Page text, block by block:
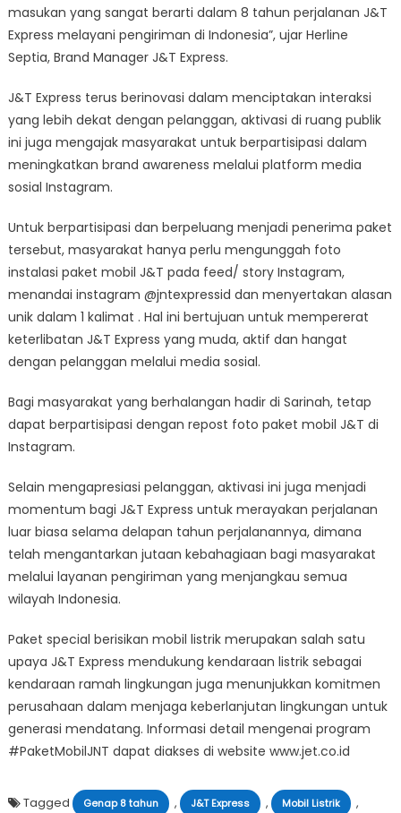
masukan yang sangat berarti dalam 8 tahun perjalanan J&T
Express melayani pengiriman di Indonesia”, ujar Herline
Septia, Brand Manager J&T Express.
J&T Express terus berinovasi dalam menciptakan interaksi
yang lebih dekat dengan pelanggan, aktivasi di ruang publik
ini juga mengajak masyarakat untuk berpartisipasi dalam
meningkatkan brand awareness melalui platform media
sosial Instagram.
Untuk berpartisipasi dan berpeluang menjadi penerima paket
tersebut, masyarakat hanya perlu mengunggah foto
instalasi paket mobil J&T pada feed/ story Instagram,
menandai instagram @jntexpressid dan menyertakan alasan
unik dalam 1 kalimat . Hal ini bertujuan untuk mempererat
keterlibatan J&T Express yang muda, aktif dan hangat
dengan pelanggan melalui media sosial.
Bagi masyarakat yang berhalangan hadir di Sarinah, tetap
dapat berpartisipasi dengan repost foto paket mobil J&T di
Instagram.
Selain mengapresiasi pelanggan, aktivasi ini juga menjadi
momentum bagi J&T Express untuk merayakan perjalanan
luar biasa selama delapan tahun perjalanannya, dimana
telah mengantarkan jutaan kebahagiaan bagi masyarakat
melalui layanan pengiriman yang menjangkau semua
wilayah Indonesia.
Paket special berisikan mobil listrik merupakan salah satu
upaya J&T Express mendukung kendaraan listrik sebagai
kendaraan ramah lingkungan juga menunjukkan komitmen
perusahaan dalam menjaga keberlanjutan lingkungan untuk
generasi mendatang. Informasi detail mengenai program
#PaketMobilJNT dapat diakses di website www.jet.co.id
Tagged Genap 8 tahun , J&T Express , Mobil Listrik ,